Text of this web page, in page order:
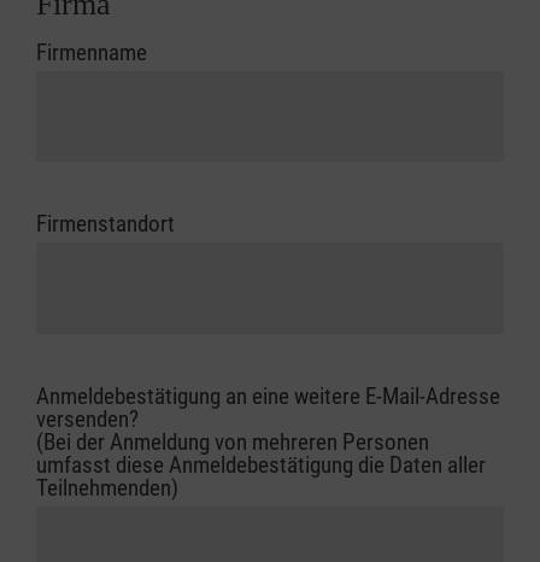
Firmenname
Firmenstandort
Anmeldebestätigung an eine weitere E-Mail-Adresse
versenden?
(Bei der Anmeldung von mehreren Personen
umfasst diese Anmeldebestätigung die Daten aller
Teilnehmenden)